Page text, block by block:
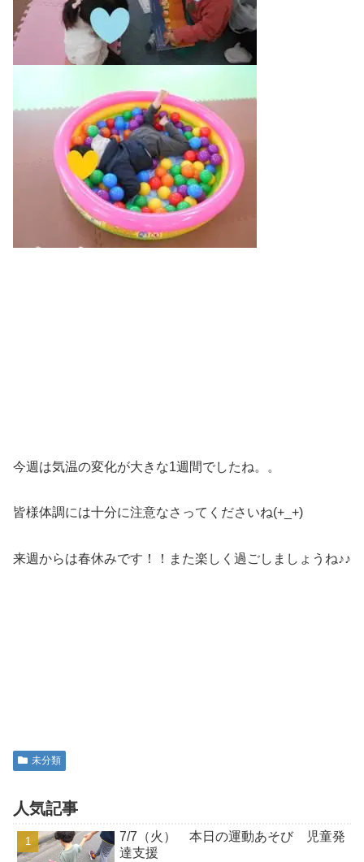
今週は気温の変化が大きな1週間でしたね。。
皆様体調には十分に注意なさってくださいね(+_+)
来週からは春休みです！！また楽しく過ごしましょうね♪♪
未分類
人気記事
7/7（火） 本日の運動あそび 児童発
達支援